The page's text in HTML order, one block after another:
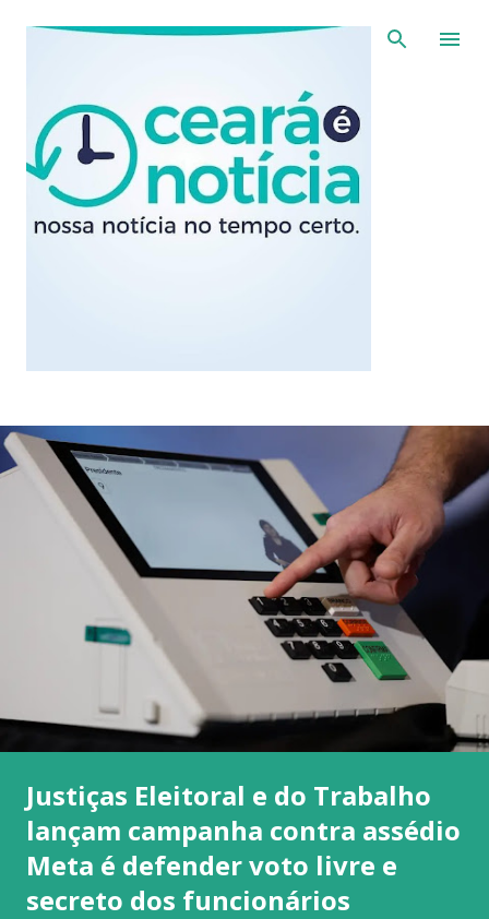
Pular para o conteúdo principal
Justiças Eleitoral e do Trabalho
lançam campanha contra assédio
Meta é defender voto livre e
secreto dos funcionários